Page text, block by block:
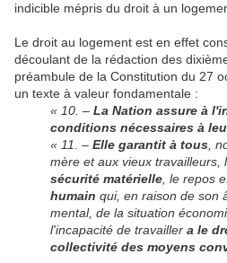
indicible mépris du droit à un
Le droit au logement est en effet
découlant de la rédaction des
préambule de la Constitution du 27
un texte à valeur fondamentale :
« 10. – La Nation assure à
conditions nécessaires à
« 11. – Elle garantit à tous ,
mère et aux vieux travailleurs,
sécurité matérielle , le repos
humain qui, en raison de son
mental, de la situation
l'incapacité de travailler a le
collectivité des moyens